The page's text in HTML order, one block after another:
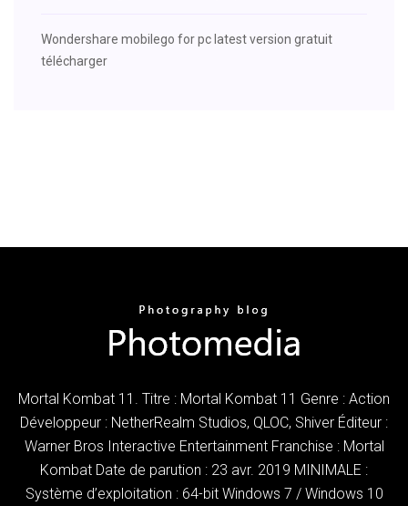
Wondershare mobilego for pc latest version gratuit
télécharger
Mortal Kombat 11. Titre : Mortal Kombat 11 Genre : Action
Développeur : NetherRealm Studios, QLOC, Shiver Éditeur :
Warner Bros Interactive Entertainment Franchise : Mortal
Kombat Date de parution : 23 avr. 2019 MINIMALE :
Système d’exploitation : 64-bit Windows 7 / Windows 10